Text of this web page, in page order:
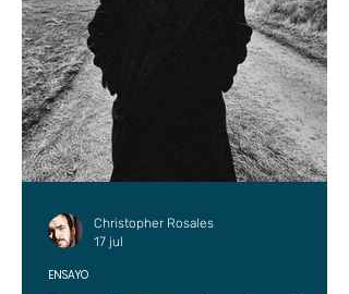
ENSAYO
Christopher Rosales
17 jul